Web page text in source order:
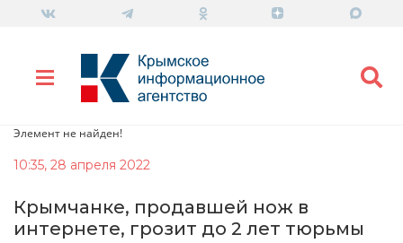
Элемент не найден!
10:35, 28 апреля 2022
Крымчанке, продавшей нож в
интернете, грозит до 2 лет тюрьмы